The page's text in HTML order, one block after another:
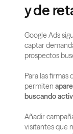
y de
Google Ads
captar
prospectos
Para las firmas
permiten
buscando
Añadir
visitantes que